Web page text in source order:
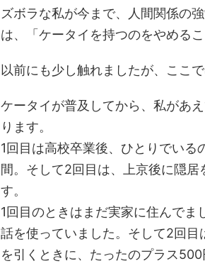
ズボラな私が今まで、人間関係の
は、「ケータイを持つのをやめるこ
以前にも少し触れましたが、ここ
ケータイが普及してから、私があ
ります。
1回目は高校卒業後、ひとりでい
間。そして2回目は、上京後に隠
す。
1回目のときはまだ実家に住んで
話を使っていました。そして2回
を引くときに、たったのプラス500